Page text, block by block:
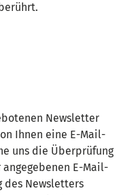
Newsletter
Ihnen eine E-Mail-
uns die Überprüfung
E-Mail-
des Newsletters